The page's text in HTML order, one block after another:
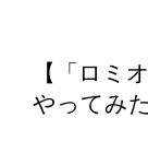
【「ロミ
やってみ